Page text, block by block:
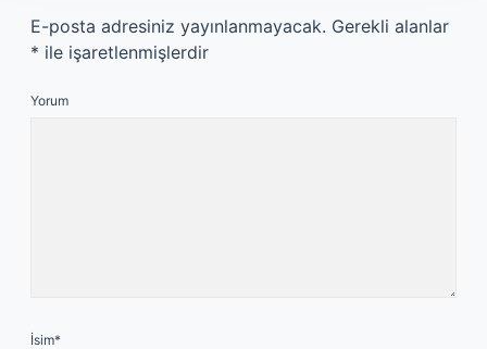
E-posta adresiniz yayınlanmayacak. Gerekli alanlar
* ile işaretlenmişlerdir
Yorum
İsim*